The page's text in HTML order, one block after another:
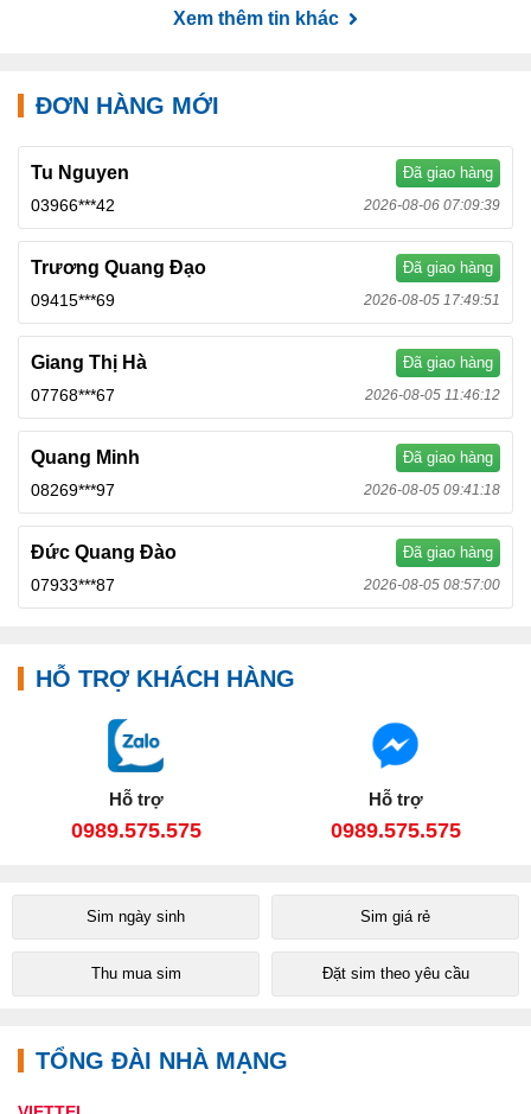
Xem thêm tin khác
ĐƠN HÀNG MỚI
Tu Nguyen Đã giao hàng
03966***42 2026-08-06 07:09:39
Trương Quang Đạo Đã giao hàng
09415***69 2026-08-05 17:49:51
Giang Thị Hà Đã giao hàng
07768***67 2026-08-05 11:46:12
Quang Minh Đã giao hàng
08269***97 2026-08-05 09:41:18
Đức Quang Đào Đã giao hàng
07933***87 2026-08-05 08:57:00
HỖ TRỢ KHÁCH HÀNG
Hỗ trợ
0989.575.575
Hỗ trợ
0989.575.575
Sim ngày sinh Sim giá rẻ
Thu mua sim Đặt sim theo yêu cầu
TỔNG ĐÀI NHÀ MẠNG